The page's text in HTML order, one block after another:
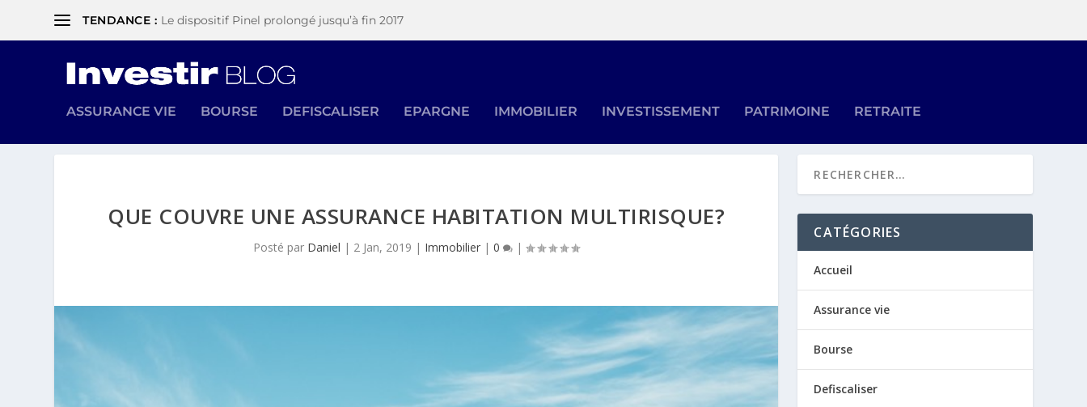
TENDANCE : Le dispositif Pinel prolongé jusqu’à fin 2017
ASSURANCE VIE BOURSE DEFISCALISER EPARGNE IMMOBILIER INVESTISSEMENT PATRIMOINE RETRAITE
QUE COUVRE UNE ASSURANCE HABITATION MULTIRISQUE?
Posté par Daniel | 2 Jan, 2019 | Immobilier |0 |
CATÉGORIES
Accueil
Assurance vie
Bourse
Defiscaliser